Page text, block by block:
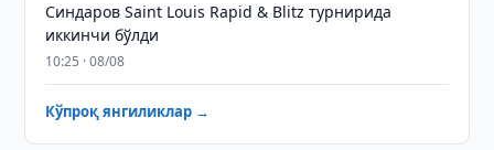
Синдаров Saint Louis Rapid & Blitz турнирида
иккинчи бўлди
10:25 · 08/08
Кўпроқ янгиликлар →